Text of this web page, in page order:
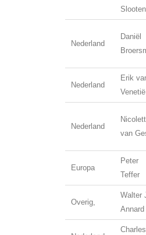
Slooten
Nederland
Daniël
Nederland
Erik
Venetië
Nederland
van
Europa
Peter
Teffer
Overig,
Walter
Annard
Charles